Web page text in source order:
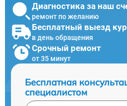
Диагностика за наш
ремонт по желанию
Бесплатный выезд
в день обращения
Срочный ремонт
от 35 минут
Бесплатная
специалистом